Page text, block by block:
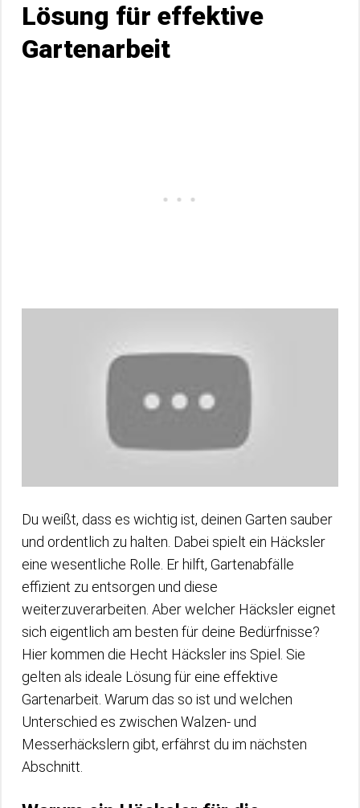
Lösung für effektive
Gartenarbeit
Du weißt, dass es wichtig ist, deinen Garten sauber
und ordentlich zu halten. Dabei spielt ein Häcksler
eine wesentliche Rolle. Er hilft, Gartenabfälle
effizient zu entsorgen und diese
weiterzuverarbeiten. Aber welcher Häcksler eignet
sich eigentlich am besten für deine Bedürfnisse?
Hier kommen die Hecht Häcksler ins Spiel. Sie
gelten als ideale Lösung für eine effektive
Gartenarbeit. Warum das so ist und welchen
Unterschied es zwischen Walzen- und
Messerhäckslern gibt, erfährst du im nächsten
Abschnitt.